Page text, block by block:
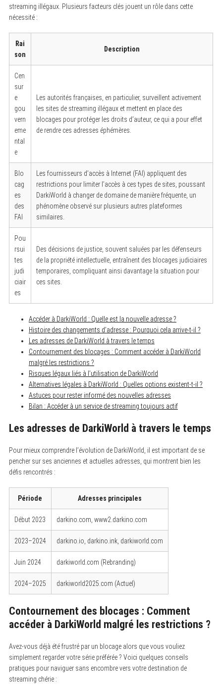
streaming illégaux. Plusieurs facteurs clés jouent un rôle dans cette
nécessité :
Rai
son
Description
Cen
sur
e
gou
vern
eme
ntal
e
Les autorités françaises, en particulier, surveillent activement
les sites de streaming illégaux et mettent en place des
blocages pour protéger les droits d’auteur, ce qui a pour effet
de rendre ces adresses éphémères.
Blo
cag
es
des
FAI
Les fournisseurs d’accès à Internet (FAI) appliquent des
restrictions pour limiter l’accès à ces types de sites, poussant
DarkiWorld à changer de domaine de manière fréquente, un
phénomène observé sur plusieurs autres plateformes
similaires.
Pou
rsui
tes
judi
ciair
es
Des décisions de justice, souvent saluées par les défenseurs
de la propriété intellectuelle, entraînent des blocages judiciaires
temporaires, compliquant ainsi davantage la situation pour
ces sites.
Accéder à DarkiWorld : Quelle est la nouvelle adresse ?
Histoire des changements d’adresse : Pourquoi cela arrive-t-il ?
Les adresses de DarkiWorld à travers le temps
Contournement des blocages : Comment accéder à DarkiWorld
malgré les restrictions ?
Risques légaux liés à l’utilisation de DarkiWorld
Alternatives légales à DarkiWorld : Quelles options existent-t-il ?
Astuces pour rester informé des nouvelles adresses
Bilan : Accéder à un service de streaming toujours actif
Les adresses de DarkiWorld à travers le temps
Pour mieux comprendre l’évolution de DarkiWorld, il est important de se
pencher sur ses anciennes et actuelles adresses, qui montrent bien les
défis rencontrés :
Période Adresses principales
Début 2023 darkino.com, www2.darkino.com
2023–2024 darkino.io, darkino.ink, darkiworld.com
Juin 2024 darkiworld.com (Rebranding)
2024–2025 darkiworld2025.com (Actuel)
Contournement des blocages : Comment
accéder à DarkiWorld malgré les restrictions ?
Avez-vous déjà été frustré par un blocage alors que vous vouliez
simplement regarder votre série préférée ? Voici quelques conseils
pratiques pour naviguer sans encombre vers votre destination de
streaming chérie :